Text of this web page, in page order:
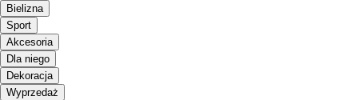
Bielizna
Sport
Akcesoria
Dla niego
Dekoracja
Wyprzedaż